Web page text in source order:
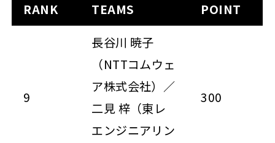
RANK TEAMS POINT
9
長谷川 暁子
（NTTコムウェ
ア株式会社）／
二見 梓（東レ
エンジニアリン
300